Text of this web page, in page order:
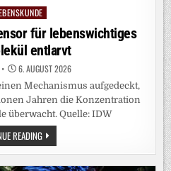
für lebenswichtiges
entlarvt
6. AUGUST 2026
Mechanismus aufgedeckt,
Jahren die Konzentration
überwacht. Quelle: IDW
READINGMITOCHONDRIEN
ALS
SENSOR